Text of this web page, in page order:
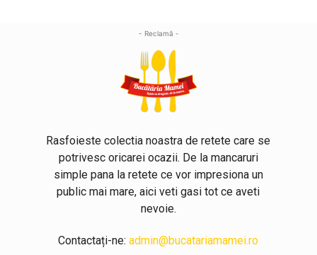
- Reclamă -
Rasfoieste colectia noastra de retete care se
potrivesc oricarei ocazii. De la mancaruri
simple pana la retete ce vor impresiona un
public mai mare, aici veti gasi tot ce aveti
nevoie.
Contactați-ne:admin@bucatariamamei.ro